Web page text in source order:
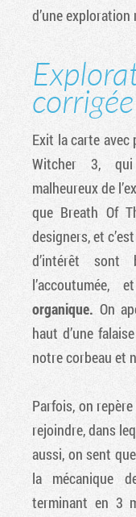
d’une
corrigée
Exit la carte avec
Witcher 3,
malheureux de
que Breath Of
designers, et
d’intérêt sont
l’accoutumée,
organique. On
haut d’une
notre corbeau et
Parfois, on
rejoindre, dans
aussi, on sent
la mécanique
terminant en 3